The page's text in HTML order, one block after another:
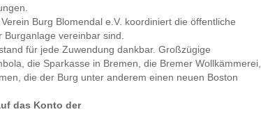
Burg Blomendal e.V. koordiniert die öffentliche
Burganlage vereinbar sind.
für jede Zuwendung dankbar. Großzügige
die Sparkasse in Bremen, die Bremer Wollkämmerei,
die der Burg unter anderem einen neuen Boston
das Konto der